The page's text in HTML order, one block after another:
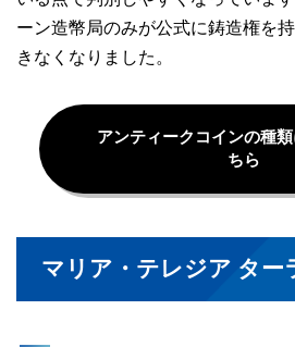
ーン造幣局のみが公式に鋳造権を
きなくなりました。
アンティークコインの種
ちら
マリア・テレジア ター